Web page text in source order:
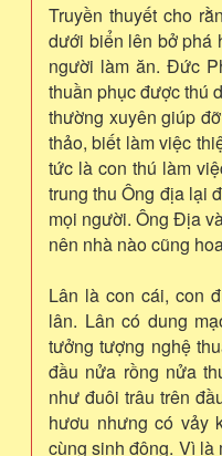
Truyền thuyết cho
dưới biển lên bở phá
người làm ăn. Đức
thuần phục được thú
thường xuyên giúp
thảo, biết làm việc
tức là con thú làm
trung thu Ông địa lại
mọi người. Ông Địa
nên nhà nào cũng
Lân là con cái, con
lân. Lân có dung
tưởng tượng nghệ
đầu nửa rồng nửa
như đuôi trâu trên
hươu nhưng có vảy
cùng sinh động. Vì là